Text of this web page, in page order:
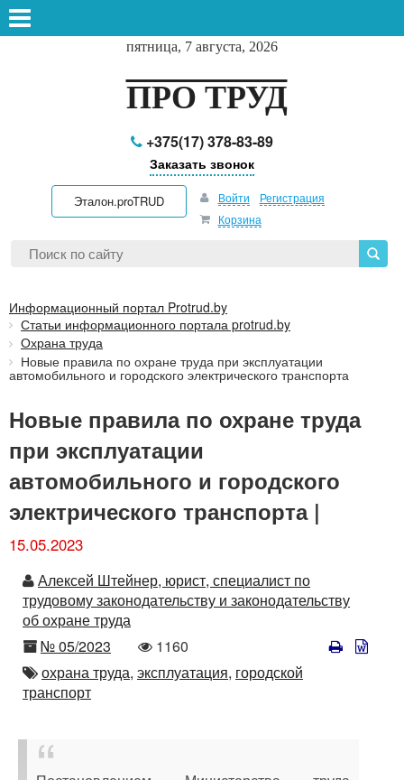
пятница, 7 августа, 2026
ПРО ТРУД
+375(17) 378-83-89
Заказать звонок
Эталон.proTRUD Войти
Регистрация
Корзина
Информационный портал Protrud.by
Статьи информационного портала protrud.by
Охрана труда
Новые правила по охране труда при эксплуатации
автомобильного и городского электрического транспорта
Новые правила по охране труда
при эксплуатации
автомобильного и городского
электрического транспорта |
15.05.2023
Автор
Алексей Штейнер, юрист, специалист по
трудовому законодательству и законодательству
об охране труда
Номер
№ 05/2023
Количество
просмотров
1160
Автор
охрана труда, эксплуатация, городской
транспорт